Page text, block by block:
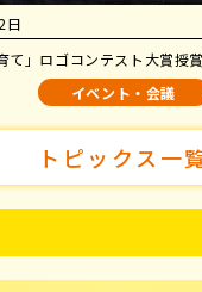
日
て」ロゴコンテスト大賞授
イベント・会議
トピックス一